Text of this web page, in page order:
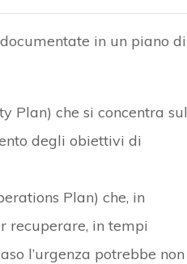
in un piano di
Plan) che si concentra sul
degli obiettivi di
Plan) che, in
recuperare, in tempi
l’urgenza potrebbe non